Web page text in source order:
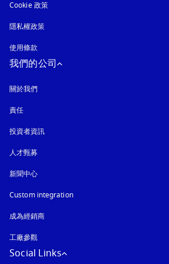
Cookie 政策以新標籤頁開啟
隱私權政策
使用條款
我們的公司
關於我們
責任
投資者資訊
人才甄募
新聞中心
Custom integration
成為經銷商
工廠參觀
Social Links